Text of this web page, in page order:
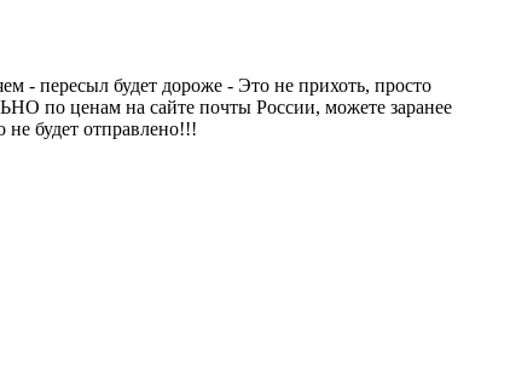
- пересыл будет дороже - Это не прихоть, просто
по ценам на сайте почты России, можете заранее
не будет отправлено!!!